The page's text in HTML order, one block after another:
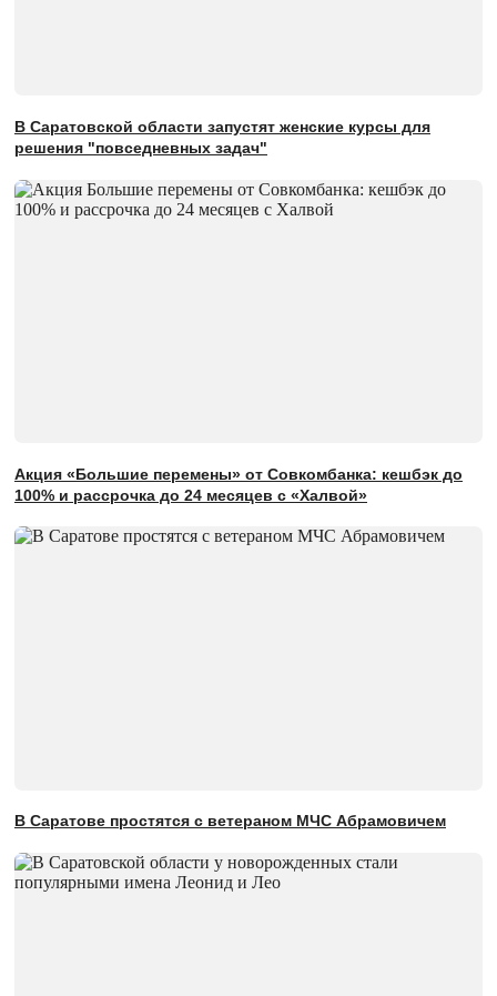
В Саратовской области запустят женские курсы для
решения "повседневных задач"
Акция «Большие перемены» от Совкомбанка: кешбэк до
100% и рассрочка до 24 месяцев с «Халвой»
В Саратове простятся с ветераном МЧС Абрамовичем